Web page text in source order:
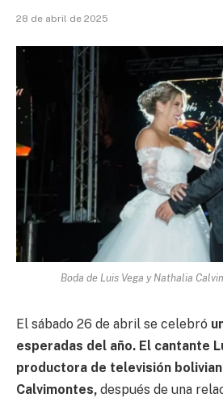
28 de abril de 2025
Boda de Luis Vega y Nathalia
El sábado 26 de abril se celebró
esperadas del año. El cantante
productora de televisión
Calvimontes, después de una